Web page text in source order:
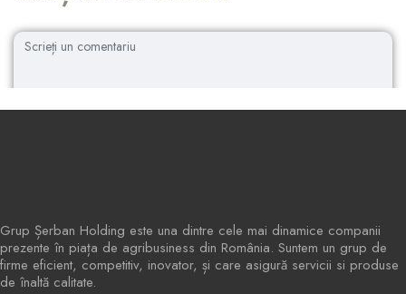
Grup Șerban Holding este una dintre cele mai dinamice companii
prezente în piața de agribusiness din România. Suntem un grup de
firme eficient, competitiv, inovator, și care asigură servicii si produse
de înaltă calitate.